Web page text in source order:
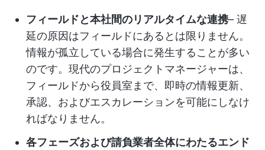
フィールドと本社間のリアルタイムな連携– 遅
延の原因はフィールドにあるとは限りません。
情報が孤立している場合に発生することが多い
のです。現代のプロジェクトマネージャーは、
フィールドから役員室まで、即時の情報更新、
承認、およびエスカレーションを可能にしなけ
ればなりません。
各フェーズおよび請負業者全体にわたるエンド